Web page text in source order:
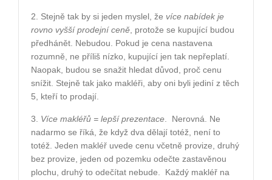
2. Stejně tak by si jeden myslel, že více nabídek je
rovno vyšší prodejní ceně , protože se kupující budou
předhánět. Nebudou. Pokud je cena nastavena
rozumně, ne příliš nízko, kupující jen tak nepřeplatí.
Naopak, budou se snažit hledat důvod, proč cenu
snížit. Stejně tak jako makléři, aby oni byli jediní z těch
5, kteří to prodají.
3. Více makléřů = lepší prezentace
Nerovná. Ne
nadarmo se říká, že když dva dělají totéž, není to
totéž. Jeden makléř uvede cenu včetně provize, druhý
bez provize, jeden od pozemku odečte zastavěnou
plochu, druhý to odečítat nebude.
Každý makléř na